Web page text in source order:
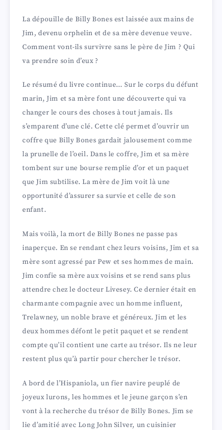
La dépouille de Billy Bones est laissée aux mains de
Jim, devenu orphelin et de sa mère devenue veuve.
Comment vont-ils survivre sans le père de Jim ? Qui
va prendre soin d’eux ?
Le résumé du livre continue… Sur le corps du défunt
marin, Jim et sa mère font une découverte qui va
changer le cours des choses à tout jamais. Ils
s’emparent d’une clé. Cette clé permet d’ouvrir un
coffre que Billy Bones gardait jalousement comme
la prunelle de l’oeil. Dans le coffre, Jim et sa mère
tombent sur une bourse remplie d’or et un paquet
que Jim subtilise. La mère de Jim voit là une
opportunité d’assurer sa survie et celle de son
enfant.
Mais voilà, la mort de Billy Bones ne passe pas
inaperçue. En se rendant chez leurs voisins, Jim et sa
mère sont agressé par Pew et ses hommes de main.
Jim confie sa mère aux voisins et se rend sans plus
attendre chez le docteur Livesey. Ce dernier était en
charmante compagnie avec un homme influent,
Trelawney, un noble brave et généreux. Jim et les
deux hommes défont le petit paquet et se rendent
compte qu’il contient une carte au trésor. Ils ne leur
restent plus qu’à partir pour chercher le trésor.
A bord de l’Hispaniola, un fier navire peuplé de
joyeux lurons, les hommes et le jeune garçon s’en
vont à la recherche du trésor de Billy Bones. Jim se
lie d’amitié avec Long John Silver, un cuisinier